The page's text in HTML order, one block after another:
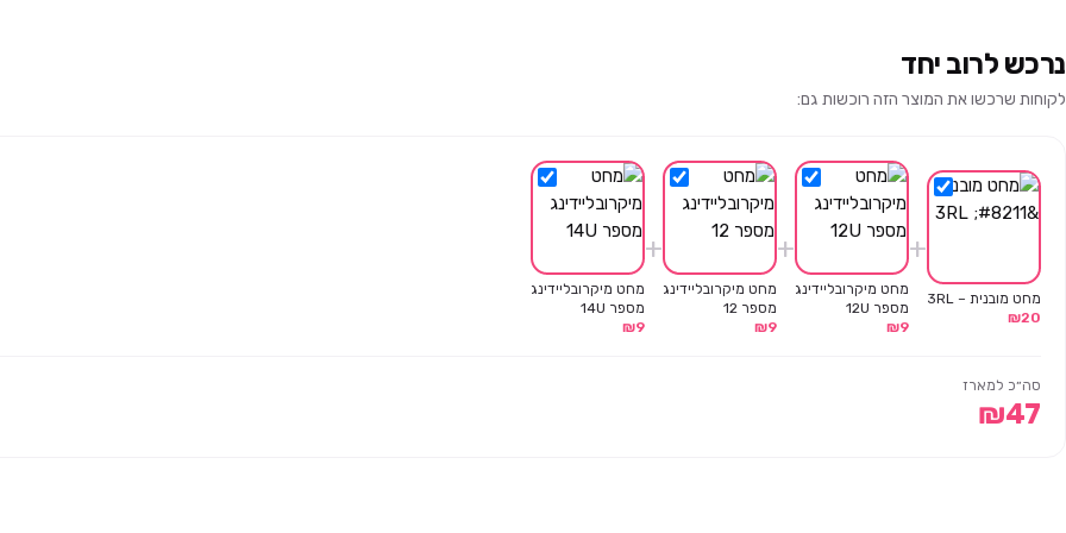
נרכש לרוב יחד
לקוחות שרכשו את המוצר הזה רוכשות גם:
מחט מובנית – 3RL
₪20
+
מחט מיקרובליידינג
מספר 12U
₪9
+
מחט מיקרובליידינג
מספר 12
₪9
+
מחט מיקרובליידינג
מספר 14U
₪9
סה״כ למארז
₪47